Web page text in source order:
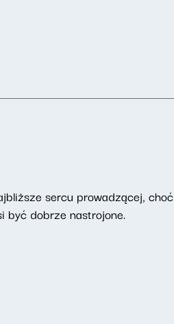
sercu prowadzącej, choć
być dobrze nastrojone.